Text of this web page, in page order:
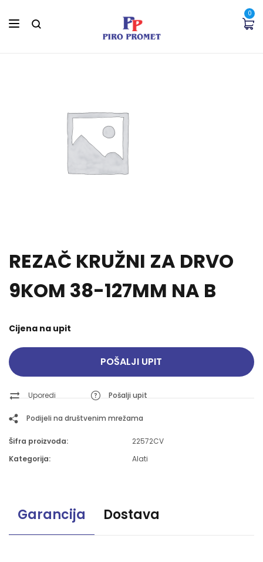
0
REZAČ KRUŽNI ZA DRVO
9KOM 38-127MM NA B
Cijena na upit
POŠALJI UPIT
Uporedi Pošalji upit
Podijeli na društvenim mrežama
Šifra proizvoda:
22572CV
Kategorija:
Alati
Garancija Dostava